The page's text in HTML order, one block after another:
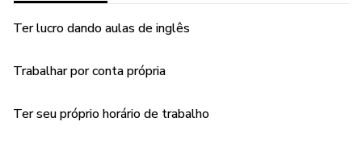
Ter lucro dando aulas de inglês
Trabalhar por conta própria
Ter seu próprio horário de trabalho